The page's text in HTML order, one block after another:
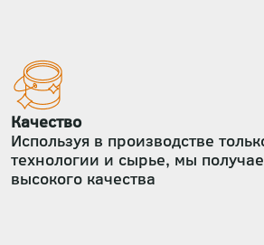
Качество
Используя в производстве
технологии и сырье, мы
высокого качества